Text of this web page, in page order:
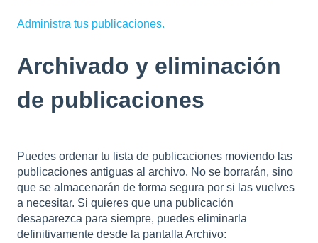
Administra tus publicaciones.
Archivado y eliminación
de publicaciones
Puedes ordenar tu lista de publicaciones moviendo las
publicaciones antiguas al archivo. No se borrarán, sino
que se almacenarán de forma segura por si las vuelves
a necesitar. Si quieres que una publicación
desaparezca para siempre, puedes eliminarla
definitivamente desde la pantalla Archivo: